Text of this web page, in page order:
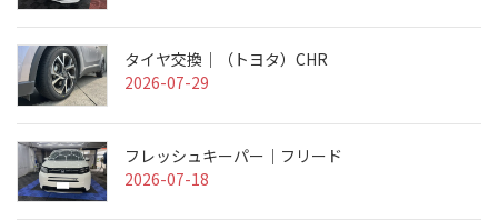
タイヤ交換｜（トヨタ）CHR
2026-07-29
フレッシュキーパー｜フリード
2026-07-18